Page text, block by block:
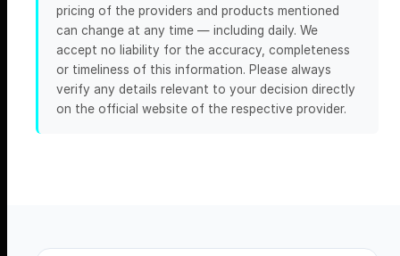
pricing of the providers and products mentioned
can change at any time — including daily. We
accept no liability for the accuracy, completeness
or timeliness of this information. Please always
verify any details relevant to your decision directly
on the official website of the respective provider.